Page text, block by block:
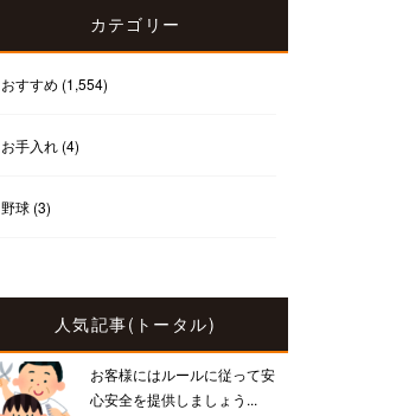
カテゴリー
おすすめ (1,554)
お手入れ(4)
野球(3)
人気記事(トータル)
お客様にはルールに従って安
心安全を提供しましょう...